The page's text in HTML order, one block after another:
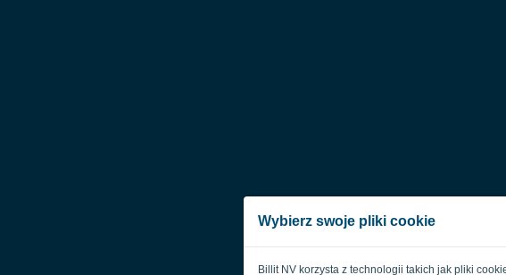
Wybierz swoje pliki cookie
Billit NV korzysta z technologii takich jak pliki